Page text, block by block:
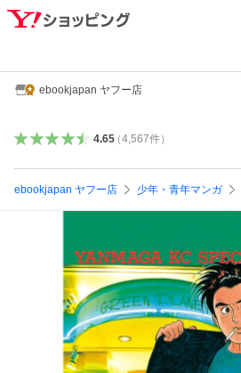
ebookjapan ヤフー店
4.65（4,567件）
ebookjapan ヤフー店 少年・青年マンガ